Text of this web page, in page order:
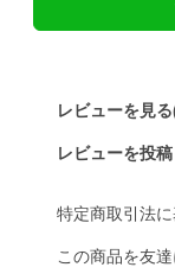
レビューを見
レビューを投稿
特定商取引法に
この商品を友